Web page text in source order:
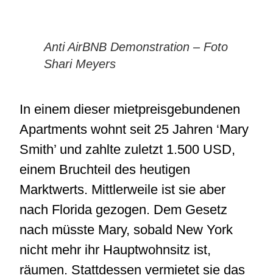
Anti AirBNB Demonstration – Foto
Shari Meyers
In einem dieser mietpreisgebundenen
Apartments wohnt seit 25 Jahren ‘Mary
Smith’ und zahlte zuletzt 1.500 USD,
einem Bruchteil des heutigen
Marktwerts. Mittlerweile ist sie aber
nach Florida gezogen. Dem Gesetz
nach müsste Mary, sobald New York
nicht mehr ihr Hauptwohnsitz ist,
räumen. Stattdessen vermietet sie das